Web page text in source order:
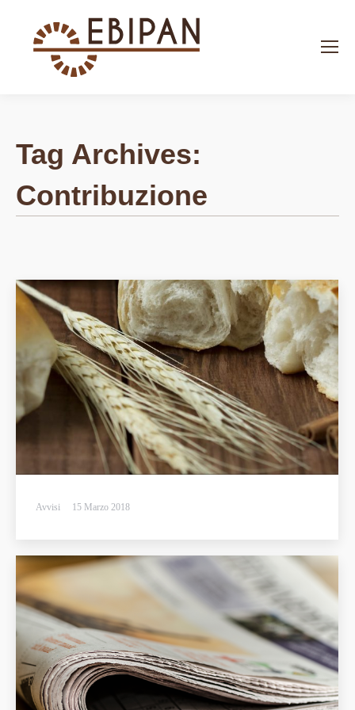
Search:
Tag Archives:
Contribuzione
Avvisi 15 Marzo 2018